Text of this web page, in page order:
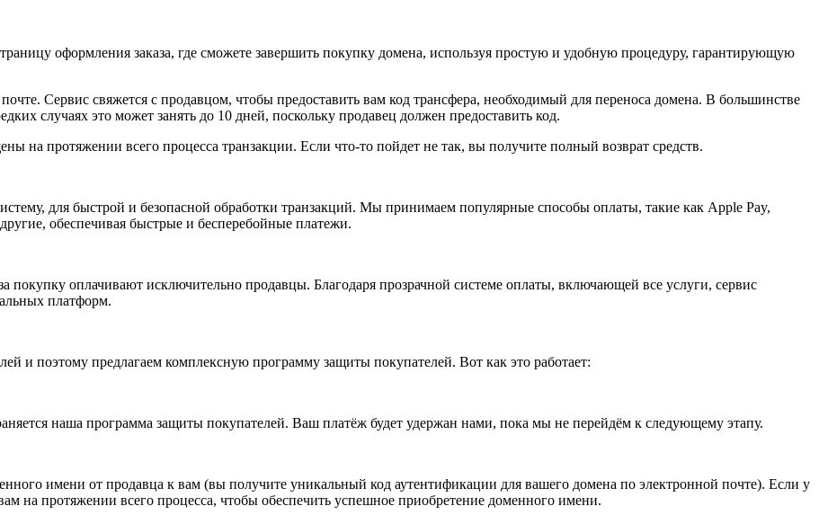
оформления заказа, где сможете завершить покупку домена, используя простую и удобную процедуру, гарантирующую
Сервис свяжется с продавцом, чтобы предоставить вам код трансфера, необходимый для переноса домена. В большинстве
случаях это может занять до 10 дней, поскольку продавец должен предоставить код.
на протяжении всего процесса транзакции. Если что-то пойдет не так, вы получите полный возврат средств.
для быстрой и безопасной обработки транзакций. Мы принимаем популярные способы оплаты, такие как Apple Pay,
обеспечивая быстрые и бесперебойные платежи.
покупку оплачивают исключительно продавцы. Благодаря прозрачной системе оплаты, включающей все услуги, сервис
платформ.
и поэтому предлагаем комплексную программу защиты покупателей. Вот как это работает:
наша программа защиты покупателей. Ваш платёж будет удержан нами, пока мы не перейдём к следующему этапу.
имени от продавца к вам (вы получите уникальный код аутентификации для вашего домена по электронной почте). Если у
на протяжении всего процесса, чтобы обеспечить успешное приобретение доменного имени.